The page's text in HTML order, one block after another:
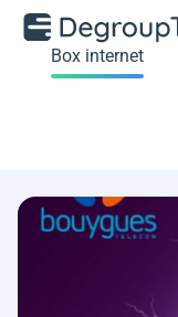
Box internet